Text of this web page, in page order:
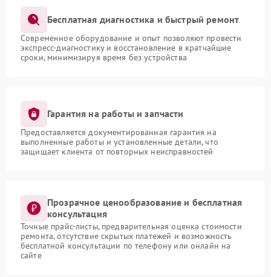
Бесплатная диагностика и быстрый ремонт
Современное оборудование и опыт позволяют провести
экспресс-диагностику и восстановление в кратчайшие
сроки, минимизируя время без устройства
Гарантия на работы и запчасти
Предоставляется документированная гарантия на
выполненные работы и установленные детали, что
защищает клиента от повторных неисправностей
Прозрачное ценообразование и бесплатная
консультация
Точные прайс-листы, предварительная оценка стоимости
ремонта, отсутствие скрытых платежей и возможность
бесплатной консультации по телефону или онлайн на
сайте